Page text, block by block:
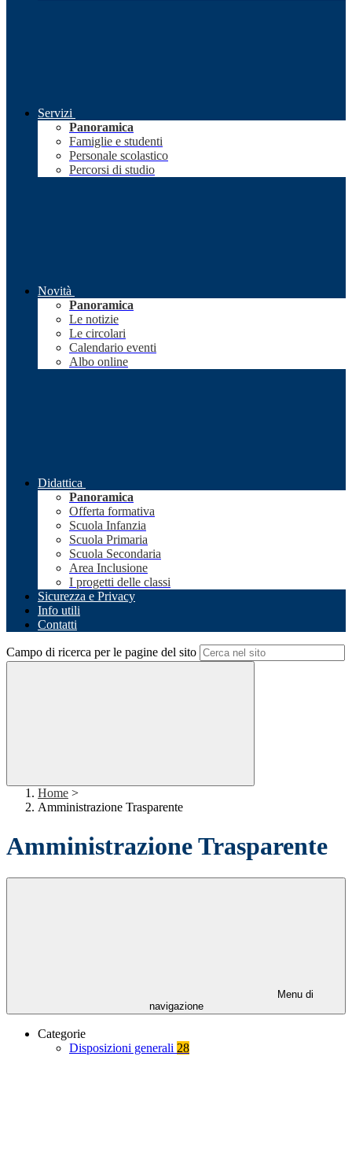
Servizi
Panoramica
Famiglie e studenti
Personale scolastico
Percorsi di studio
Novità
Panoramica
Le notizie
Le circolari
Calendario eventi
Albo online
Didattica
Panoramica
Offerta formativa
Scuola Infanzia
Scuola Primaria
Scuola Secondaria
Area Inclusione
I progetti delle classi
Sicurezza e Privacy
Info utili
Contatti
Campo di ricerca per le pagine del sito
Home >
Amministrazione Trasparente
Amministrazione Trasparente
Menu di
navigazione
Categorie
Disposizioni generali 28